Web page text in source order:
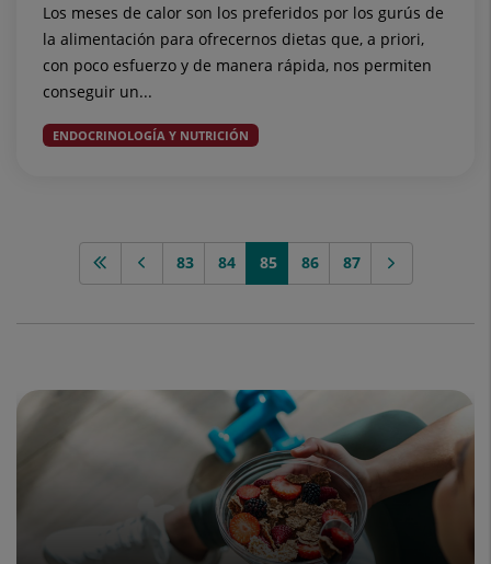
Los meses de calor son los preferidos por los gurús de
la alimentación para ofrecernos dietas que, a priori,
con poco esfuerzo y de manera rápida, nos permiten
conseguir un...
ENDOCRINOLOGÍA Y NUTRICIÓN
83 84 85 86 87